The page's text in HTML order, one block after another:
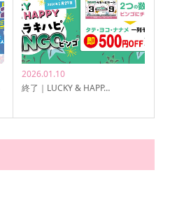
2026.01.10
終了｜LUCKY & HAPP…